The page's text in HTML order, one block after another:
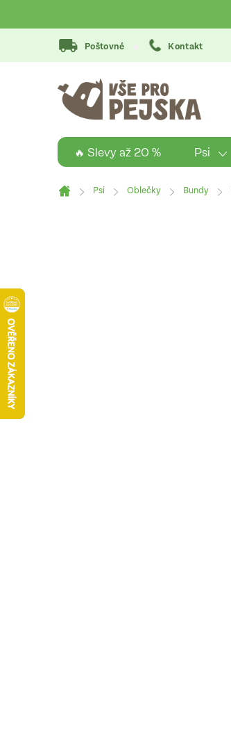
na
Poštovné Kontakt
🔥 Slevy až 20 % Psi
Domů
Psi Oblečky Bundy